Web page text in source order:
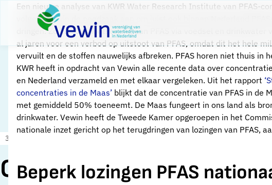
Direct naar contentTerug naar de startpagina
Onderzoek
31 januari 2023
Een nieuwe analyse van KWR Water Research Institute van PFAS-
volgens Vewin de noodzaak aan om juist ook binnen Nederland
dringen. Zo kan de blootstelling aan PFAS via voedsel en
al jaren voor een verbod op uitstoot van PFAS, omdat dit het hele
vervuilt en de stoffen nauwelijks afbreken. PFAS horen niet thuis in
KWR heeft in opdracht van Vewin alle recente data over
en Nederland verzameld en met elkaar vergeleken. Uit het rapport
concentraties in de Maas’ blijkt dat de concentratie van PFAS in de
met gemiddeld 50% toeneemt. De Maas fungeert in ons land als
drinkwater. Vewin heeft de Tweede Kamer opgeroepen in het
nationale inzet gericht op het terugdringen van lozingen van PFAS,
Beperk lozingen PFAS